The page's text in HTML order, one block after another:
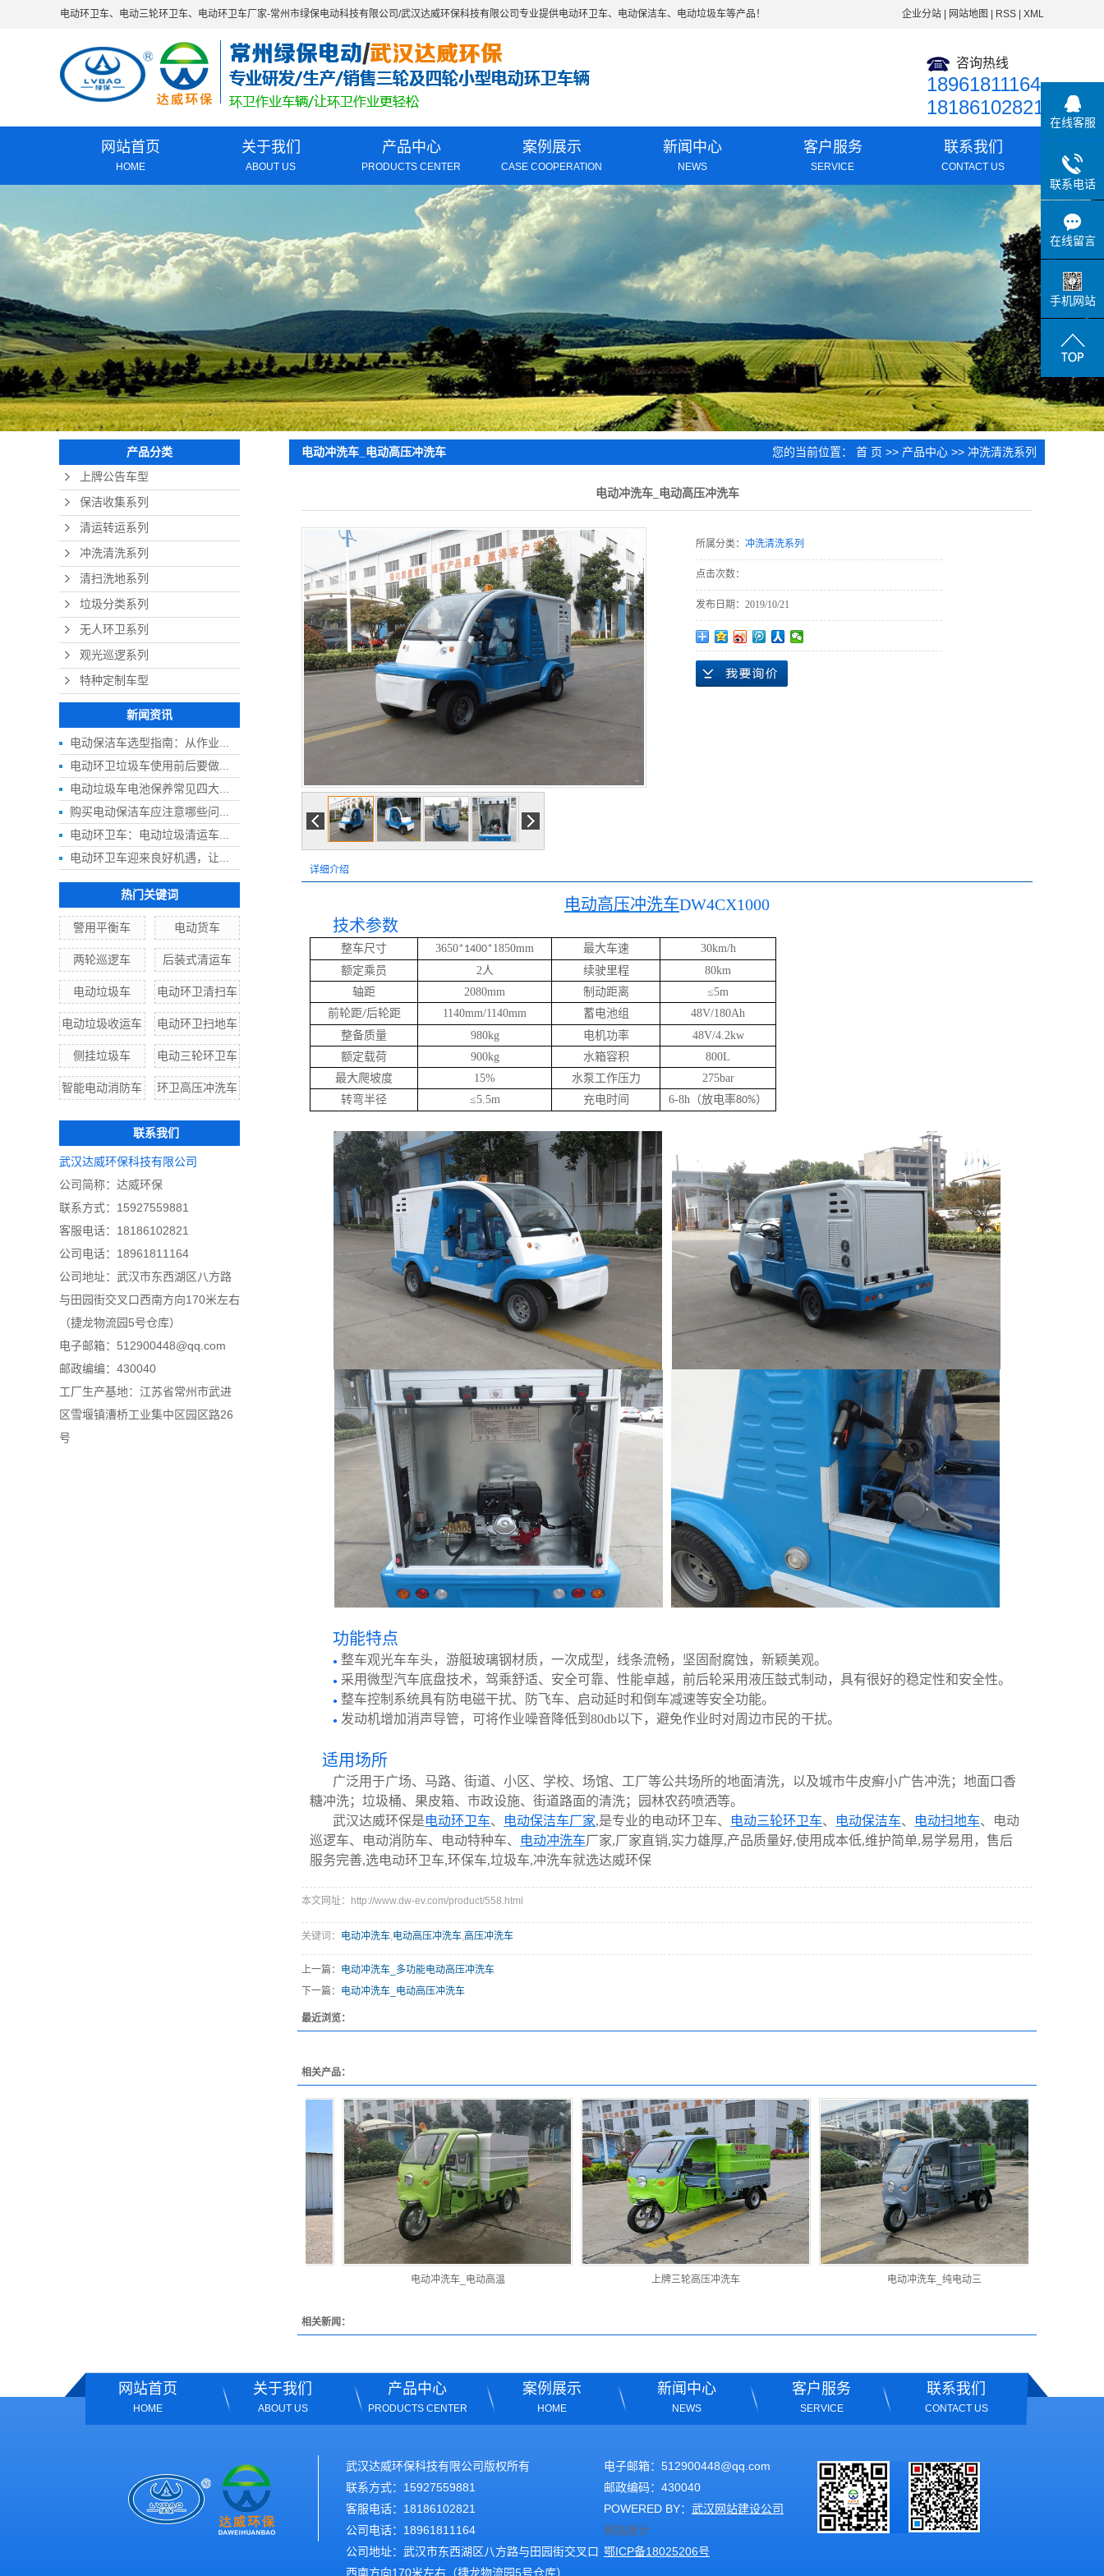
电动环卫车、 电动三轮环卫车、 电动环卫车厂家-常州市绿保电动科技有限公司/武汉达威环保科技有限公司专业提供电动环卫车、电动保洁车、电动垃圾车等产品！ 企业分站 网站地图 RSS XML
咨询热线
18961811164
18186102821
网站首页
HOME
关于我们
ABOUT US
企业文化
资质荣誉
zhuanli技术
厂房设备
产品中心
PRODUCTS CENTER
上牌公告车型
保洁收集系列
清运转运系列
冲洗清洗系列
清扫洗地系列
垃圾分类系列
无人环卫系列
观光巡逻系列
案例展示
CASE COOPERATION
新闻中心
NEWS
电动环卫车新闻
电动保洁车视频
电动环卫车知识
客户服务
SERVICE
联系我们
CONTACT US
产品分类
上牌公告车型
保洁收集系列
清运转运系列
冲洗清洗系列
清扫洗地系列
垃圾分类系列
无人环卫系列
观光巡逻系列
特种定制车型
新闻资讯
电动保洁车选型指南：从作业...
电动环卫垃圾车使用前后要做...
电动垃圾车电池保养常见四大...
购买电动保洁车应注意哪些问...
电动环卫车：电动垃圾清运车...
电动环卫车迎来良好机遇，让...
热门关键词
警用平衡车 电动货车
两轮巡逻车 后装式清运车
电动垃圾车 电动环卫清扫车
电动垃圾收运车 电动环卫扫地车
侧挂垃圾车 电动三轮环卫车
智能电动消防车 环卫高压冲洗车
联系我们
武汉达威环保科技有限公司
公司简称：达威环保
联系方式：15927559881
客服电话：18186102821
公司电话：18961811164
公司地址：武汉市东西湖区八方路
与田园街交叉口西南方向170米左右
（捷龙物流园5号仓库）
电子邮箱： 512900448@qq.com
邮政编编：430040
工厂生产基地：江苏省常州市武进
区雪堰镇漕桥工业集中区园区路26
号
电动冲洗车_电动高压冲洗车 您的当前位置： 首 页 >> 产品中心 >> 冲洗清洗系列
电动冲洗车_电动高压冲洗车
所属分类： 冲洗清洗系列
点击次数：
发布日期： 2019/10/21
详细介绍
电动高压冲洗车DW4CX1000
技术参数
整车尺寸 3650*1400*1850mm 最大车速
30km/h
额定乘员
2人 续驶里程
80km
轴距
2080mm 制动距离
≤5m
前轮距/后轮距 1140mm/1140mm 蓄电池组
48V/180Ah
整备质量
980kg 电机功率
48V/4.2kw
额定载荷
900kg 水箱容积
800L
最大爬坡度
15% 水泵工作压力
275bar
转弯半径
≤5.5m 充电时间 6-8h（放电率80%）
功能特点
● 整车观光车车头，游艇玻璃钢材质，一次成型，线条流畅，坚固耐腐蚀，新颖美观。
● 采用微型汽车底盘技术，驾乘舒适、安全可靠、性能卓越，前后轮采用液压鼓式制动，具有很好的稳定性和安全性。
● 整车控制系统具有防电磁干扰、防飞车、启动延时和倒车减速等安全功能。
● 发动机增加消声导管，可将作业噪音降低到 80db以下，避免作业时对周边市民的干扰。
适用场所
广泛用于广场、马路、街道、小区、学校、场馆、工厂等公共场所的地面清洗，以及城市牛皮癣小广告冲洗；地面口香
糖冲洗；垃圾桶、果皮箱、市政设施、街道路面的清洗；园林农药喷洒等。
武汉达威环保是电动环卫车、 电动保洁车厂家,是专业的电动环卫车、 电动三轮环卫车、 电动保洁车、 电动扫地车、电动
巡逻车、电动消防车、电动特种车、
电动冲洗车厂家,厂家直销,实力雄厚,产品质量好,使用成本低,维护简单,易学易用，售后
服务完善,选电动环卫车,环保车,垃圾车,冲洗车就选达威环保
本文网址：http://www.dw-ev.com/product/558.html
关键词： 电动冲洗车,电动高压冲洗车,高压冲洗车
上一篇： 电动冲洗车_多功能电动高压冲洗车
下一篇： 电动冲洗车_电动高压冲洗车
最近浏览：
相关产品：
电动冲洗车_电动高温 上牌三轮高压冲洗车 电动冲洗车_纯电动三
相关新闻：
网站首页
HOME
关于我们
ABOUT US
产品中心
PRODUCTS CENTER
案例展示
HOME
新闻中心
NEWS
客户服务
SERVICE
联系我们
CONTACT US
武汉达威环保科技有限公司版权所有
联系方式：15927559881
客服电话：18186102821
公司电话：18961811164
公司地址：武汉市东西湖区八方路与田园街交叉口
西南方向170米左右（捷龙物流园5号仓库）
电子邮箱： 512900448@qq.com
邮政编码：430040
POWERED BY： 武汉网站建设公司
网站统计
鄂ICP备18025206号
在线客服
联系电话
在线留言
手机网站